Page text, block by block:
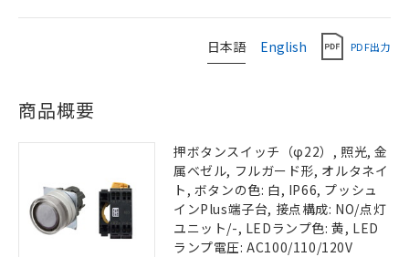
日本語 English PDF出力
商品概要
押ボタンスイッチ（φ22）, 照光, 金
属ベゼル, フルガード形, オルタネイ
ト, ボタンの色: 白, IP66, プッシュ
インPlus端子台, 接点構成: NO/点灯
ユニット/-, LEDランプ色: 黄, LED
ランプ電圧: AC100/110/120V